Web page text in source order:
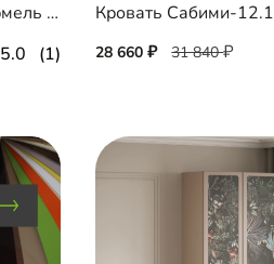
Тумба прикроватная Шармель Лайф
5.0 (1)
Кровать Сабими-12.1
28 660 31 840